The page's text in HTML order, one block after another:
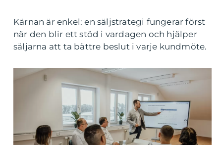
Kärnan är enkel: en säljstrategi fungerar först
när den blir ett stöd i vardagen och hjälper
säljarna att ta bättre beslut i varje kundmöte.